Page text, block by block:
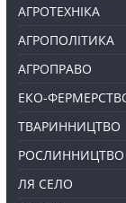
АГРОТЕХНІКА
АГРОПОЛІТИКА
АГРОПРАВО
ЕКО-
ТВАРИННИЦТВО
РОСЛИННИЦТВО
ЛЯ СЕЛО